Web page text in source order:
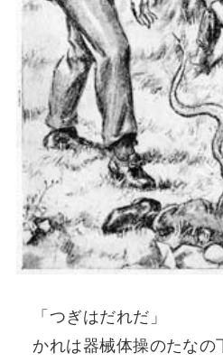
「つぎはだれだ」
かれは器械体操のたなの